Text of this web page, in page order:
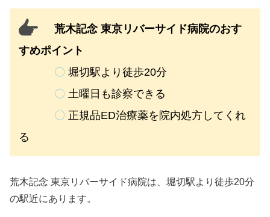
荒木記念 東京リバーサイド病院のおす
すめポイント
〇 堀切駅より徒歩20分
〇 土曜日も診察できる
〇 正規品ED治療薬を院内処方してくれ
る
荒木記念 東京リバーサイド病院は、堀切駅より徒歩20分
の駅近にあります。